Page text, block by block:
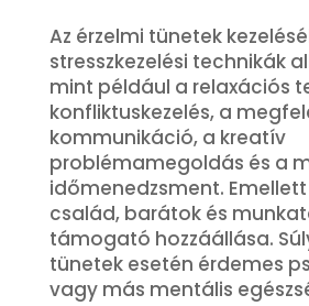
Az érzelmi tünetek
stresszkezelési technikák
mint például a relaxációs
konfliktuskezelés, a
kommunikáció, a kreatív
problémamegoldás és a
időmenedzsment.
család, barátok és
támogató hozzáállása.
tünetek esetén érdemes
vagy más mentális